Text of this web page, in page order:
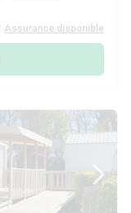
Assurance disponible